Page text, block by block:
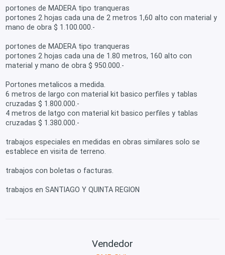
portones de MADERA tipo tranqueras
portones 2 hojas cada una de 2 metros 1,60 alto con material y
mano de obra $ 1.100.000.-
portones de MADERA tipo tranqueras
portones 2 hojas cada una de 1.80 metros, 160 alto con
material y mano de obra $ 950.000.-
Portones metalicos a medida.
6 metros de largo con material kit basico perfiles y tablas
cruzadas $ 1.800.000.-
4 metros de latgo con material kit basico perfiles y tablas
cruzadas $ 1.380.000.-
trabajos especiales en medidas en obras similares solo se
establece en visita de terreno.
trabajos con boletas o facturas.
trabajos en SANTIAGO Y QUINTA REGION
Vendedor